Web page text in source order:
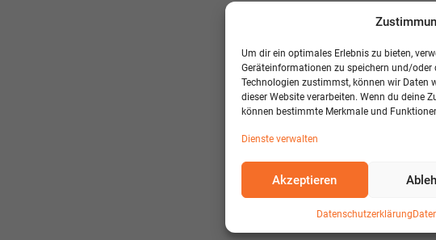
Um dir ein optimales Erlebnis zu bieten,
Geräteinformationen zu speichern und/oder
Technologien zustimmst, können wir Daten
dieser Website verarbeiten. Wenn du deine
können bestimmte Merkmale und
Dienste verwalten
Akzeptieren
Datenschutzerklärung